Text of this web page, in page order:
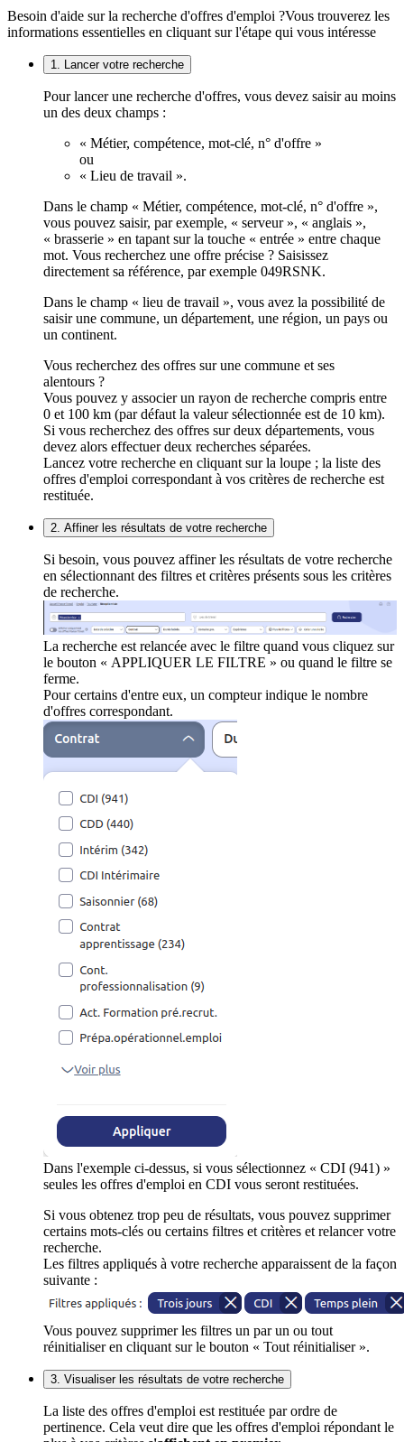
Besoin d'aide sur la recherche d'offres d'emploi ?Vous trouverez les
informations essentielles en cliquant sur l'étape qui vous intéresse
1. Lancer votre recherche
Pour lancer une recherche d'offres, vous devez saisir au moins
un des deux champs :
« Métier, compétence, mot-clé, n° d'offre »
ou
« Lieu de travail ».
Dans le champ « Métier, compétence, mot-clé, n° d'offre »,
vous pouvez saisir, par exemple, « serveur », « anglais »,
« brasserie » en tapant sur la touche « entrée » entre chaque
mot. Vous recherchez une offre précise ? Saisissez
directement sa référence, par exemple 049RSNK.
Dans le champ « lieu de travail », vous avez la possibilité de
saisir une commune, un département, une région, un pays ou
un continent.
Vous recherchez des offres sur une commune et ses
alentours ?
Vous pouvez y associer un rayon de recherche compris entre
0 et 100 km (par défaut la valeur sélectionnée est de 10 km).
Si vous recherchez des offres sur deux départements, vous
devez alors effectuer deux recherches séparées.
Lancez votre recherche en cliquant sur la loupe ; la liste des
offres d'emploi correspondant à vos critères de recherche est
restituée.
2. Affiner les résultats de votre recherche
Si besoin, vous pouvez affiner les résultats de votre recherche
en sélectionnant des filtres et critères présents sous les critères
de recherche.
La recherche est relancée avec le filtre quand vous cliquez sur
le bouton « APPLIQUER LE FILTRE » ou quand le filtre se
ferme.
Pour certains d'entre eux, un compteur indique le nombre
d'offres correspondant.
Dans l'exemple ci-dessus, si vous sélectionnez « CDI (941) »
seules les offres d'emploi en CDI vous seront restituées.
Si vous obtenez trop peu de résultats, vous pouvez supprimer
certains mots-clés ou certains filtres et critères et relancer votre
recherche.
Les filtres appliqués à votre recherche apparaissent de la façon
suivante :
Vous pouvez supprimer les filtres un par un ou tout
réinitialiser en cliquant sur le bouton « Tout réinitialiser ».
3. Visualiser les résultats de votre recherche
La liste des offres d'emploi est restituée par ordre de
pertinence. Cela veut dire que les offres d'emploi répondant le